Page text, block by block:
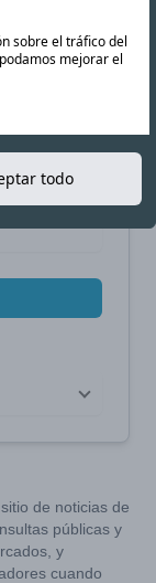
de noticias de
públicas y
y
cuando
sobre el tráfico del
mejorar el
todo